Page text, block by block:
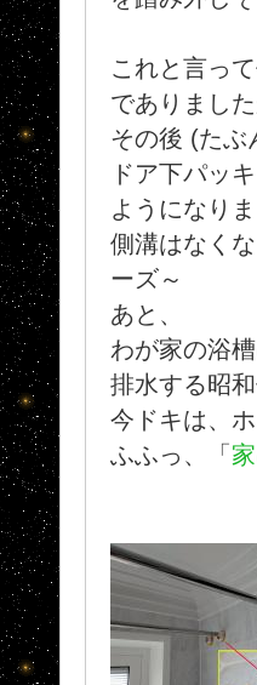
これと言っ
でありまし
その後 (たぶ
ドア下パッ
ようになり
側溝はなく
ーズ～
あと、
わが家の浴
排水する昭
今ドキは、
ふふっ、「